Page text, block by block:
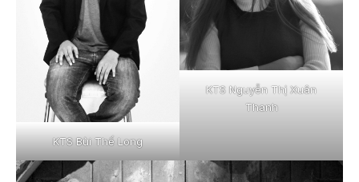
KTS Bùi Thế Long
KTS Nguyễn Thị Xuân
Thanh